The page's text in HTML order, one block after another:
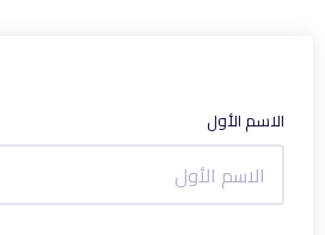
الاسم الأول